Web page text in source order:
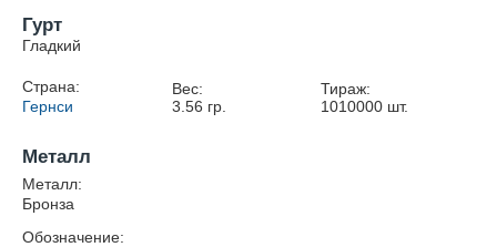
Гурт
Гладкий
Страна:
Гернси
Вес:
3.56 гр.
Тираж:
1010000 шт.
Металл
Металл:
Бронза
Обозначение: